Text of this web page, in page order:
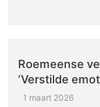
Roemeense
‘Verstilde
1 maart 2026